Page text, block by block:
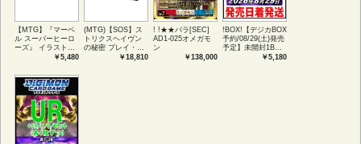
【MTG】『マーベ
ル スーパーヒーロ
ーズ』 イラストコ
レクション 54種コ
アートカード(JPN)
￥5,480
(MTG)【SOS】ス
トリクスヘイヴン
の秘密 プレイ・ブ
ースター1BOX日本
￥18,810
! !★★パラ[SEC]
AD1-025オメガモ
ン
￥138,000
!BOX!【デジカBOX
予約/08/29(土)発売
予定】未開封1BOX
￥5,180